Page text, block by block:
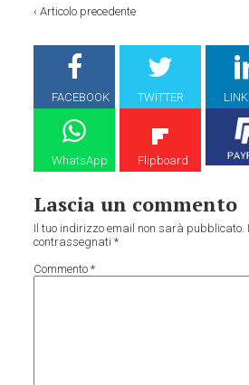
‹Articolo precedente
FACEBOOK TWITTER
WhatsApp Flipboard
Lascia un commento
Il tuo indirizzo email non sarà pubblicato.
contrassegnati*
Commento*